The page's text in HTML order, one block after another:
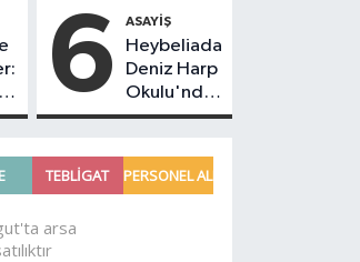
Utku Caner
Çankaya
tahliye
edildi!
6 ASAYIŞ
Heybeliada
Deniz Harp
Okulu'nda
korkutan
Alevlere
müdahale